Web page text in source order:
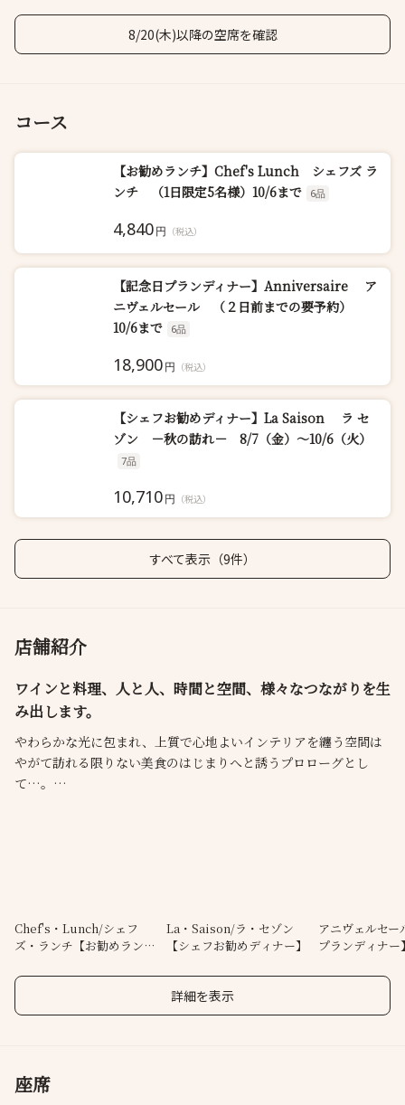
8/20(木)以降の空席を確認
コース
【お勧めランチ】Chef's Lunch シェフズ ラ
ンチ （1日限定5名様）10/6まで
6品
4,840円 （税込）
【記念日プランディナー】Anniversaire ア
ニヴェルセール （２日前までの要予約）
10/6まで
6品
18,900円 （税込）
【シェフお勧めディナー】La Saison ラ セ
ゾン －秋の訪れ－ 8/7（金）～10/6（火）
7品
10,710円 （税込）
すべて表示（9件）
店舗紹介
ワインと料理、人と人、時間と空間、様々なつながりを生
み出します。
やわらかな光に包まれ、上質で心地よいインテリアを纏う空間は
やがて訪れる限りない美食のはじまりへと誘うプロローグとし
て…。
Chef's・Lunch/シェフ
ズ・ランチ【お勧めラン
La・Saison/ラ・セゾン
【シェフお勧めディナー】
アニヴェルセー
プランディナー
詳細を表示
座席